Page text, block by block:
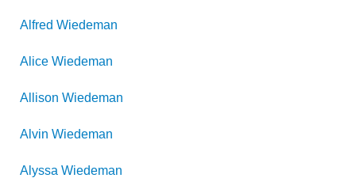
Alfred Wiedeman
Alice Wiedeman
Allison Wiedeman
Alvin Wiedeman
Alyssa Wiedeman